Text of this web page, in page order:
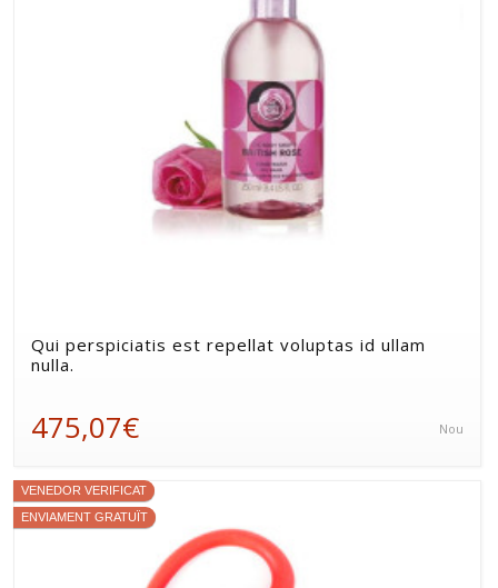
Qui perspiciatis est repellat voluptas id ullam
nulla.
475,07€ Nou
VENEDOR VERIFICAT
ENVIAMENT GRATUÏT